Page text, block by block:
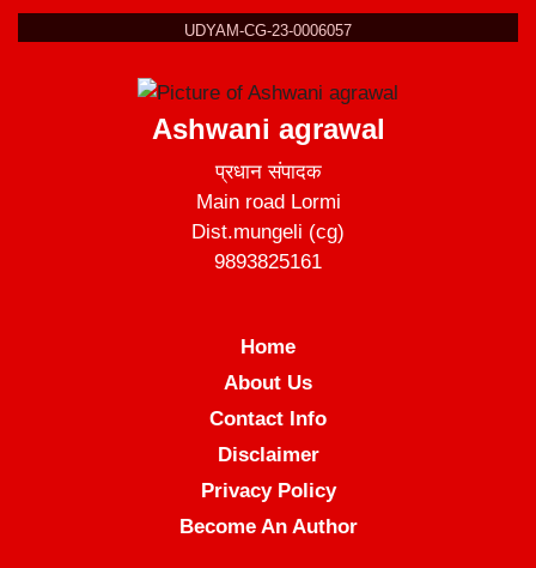
UDYAM-CG-23-0006057
Ashwani agrawal
प्रधान संपादक
Main road Lormi
Dist.mungeli (cg)
9893825161
Home
About Us
Contact Info
Disclaimer
Privacy Policy
Become An Author